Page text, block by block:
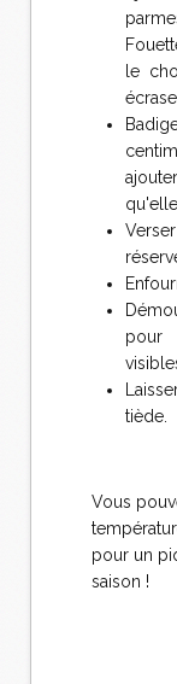
le
pour
tiède.
Vous
pour un
saison !